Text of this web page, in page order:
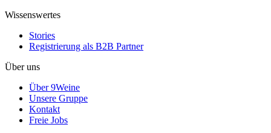
Wissenswertes
Stories
Registrierung als B2B Partner
Über uns
Über 9Weine
Unsere Gruppe
Kontakt
Freie Jobs